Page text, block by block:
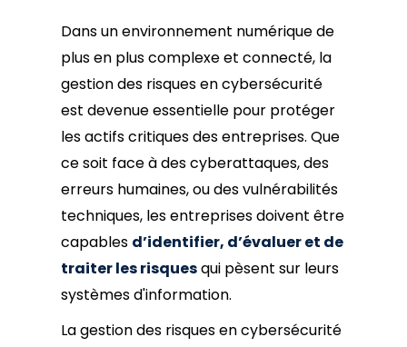
Dans un environnement numérique de
plus en plus complexe et connecté, la
gestion des risques en cybersécurité
est devenue essentielle pour protéger
les actifs critiques des entreprises. Que
ce soit face à des cyberattaques, des
erreurs humaines, ou des vulnérabilités
techniques, les entreprises doivent être
capables d’identifier, d’évaluer et de
traiter les risquesqui pèsent sur leurs
systèmes d'information.
La gestion des risques en cybersécurité